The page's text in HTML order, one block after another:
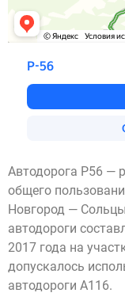
Автодорога Р56 —
общего
Новгород —
автодороги
2017 года на
допускалось
автодороги А116.